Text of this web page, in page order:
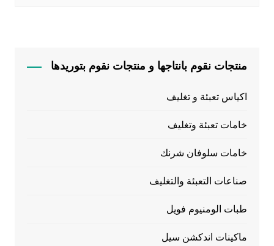
منتجات نقوم بانتاجها و منتجات نقوم بتوريدها
اكياس تعبئة و تغليف
خامات تعبئة وتغليف
خامات سلوفان شرنك
صناعات التعبئة والتغليف
طبات الومنيوم فويل
ماكينات اندكشن سيل